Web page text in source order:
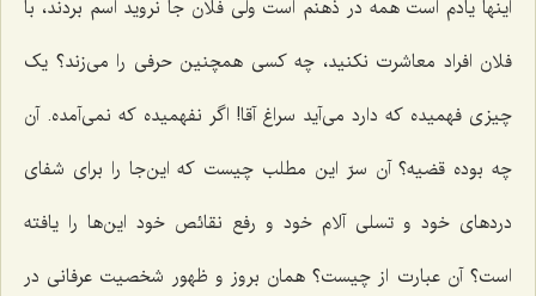
اینها یادم است همه در ذهنم است ولی فلان جا نروید اسم بردند، با
فلان افراد معاشرت نکنید، چه کسی همچنین حرفی را می‌زند؟ یک
چیزی فهمیده که دارد می‌آید سراغ آقا! اگر نفهمیده که نمی‌آمده. آن
چه بوده قضیه؟ آن سرّ این مطلب چیست که این‌جا را برای شفای
دردهای خود و تسلی آلام خود و رفع نقائص خود این‌ها را یافته
است؟ آن عبارت از چیست؟ همان بروز و ظهور شخصیت عرفانی در